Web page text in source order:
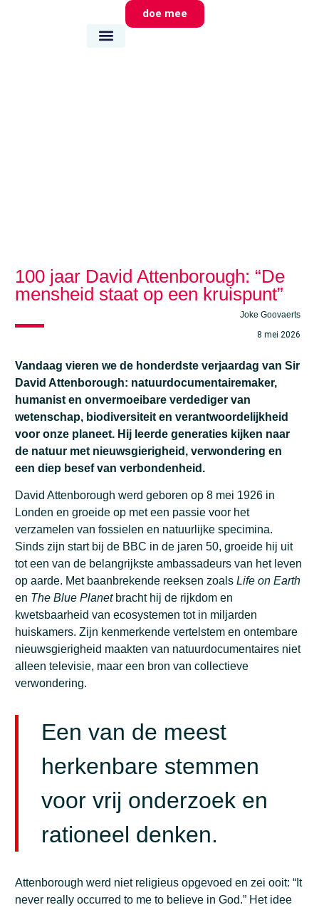
doe mee
100 jaar David Attenborough: “De
mensheid staat op een kruispunt”
Joke Goovaerts
8 mei 2026
Vandaag vieren we de honderdste verjaardag van Sir
David Attenborough: natuurdocumentairemaker,
humanist en onvermoeibare verdediger van
wetenschap, biodiversiteit en verantwoordelijkheid
voor onze planeet. Hij leerde generaties kijken naar
de natuur met nieuwsgierigheid, verwondering en
een diep besef van verbondenheid.
David Attenborough werd geboren op 8 mei 1926 in
Londen en groeide op met een passie voor het
verzamelen van fossielen en natuurlijke specimina.
Sinds zijn start bij de BBC in de jaren 50, groeide hij uit
tot een van de belangrijkste ambassadeurs van het leven
op aarde. Met baanbrekende reeksen zoals Life on Earth
en The Blue Planetbracht hij de rijkdom en
kwetsbaarheid van ecosystemen tot in miljarden
huiskamers. Zijn kenmerkende vertelstem en ontembare
nieuwsgierigheid maakten van natuurdocumentaires niet
alleen televisie, maar een bron van collectieve
verwondering.
Een van de meest
herkenbare stemmen
voor vrij onderzoek en
rationeel denken.
Attenborough werd niet religieus opgevoed en zei ooit: “It
never really occurred to me to believe in God.” Het idee